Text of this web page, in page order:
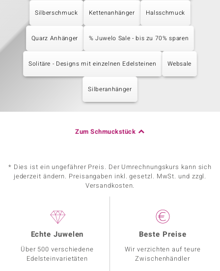
Silberschmuck Kettenanhänger Halsschmuck
Quarz Anhänger % Juwelo Sale - bis zu 70% sparen
Solitäre - Designs mit einzelnen Edelsteinen Websale
Silberanhänger
Zum Schmuckstück
* Dies ist ein ungefährer Preis. Der Umrechnungskurs kann sich
jederzeit ändern. Preisangaben inkl. gesetzl. MwSt. und zzgl.
Versandkosten.
Echte Juwelen
Über 500 verschiedene
Edelsteinvarietäten
Beste Preise
Wir verzichten auf teure
Zwischenhändler